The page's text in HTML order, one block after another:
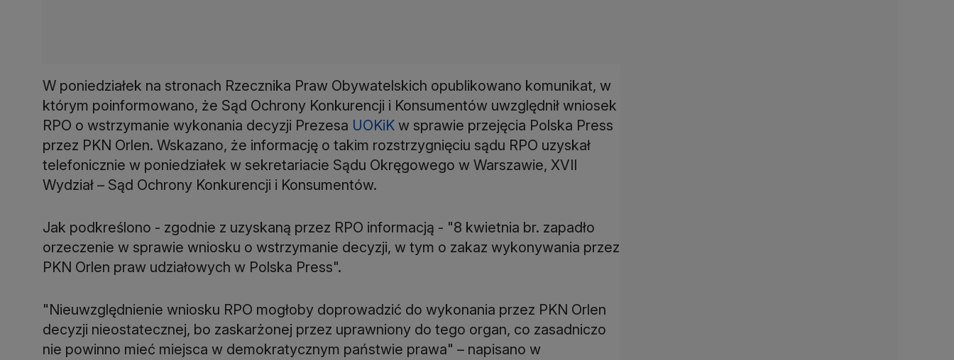
W poniedziałek na stronach Rzecznika Praw Obywatelskich opublikowano komunikat, w
którym poinformowano, że Sąd Ochrony Konkurencji i Konsumentów uwzględnił wniosek
RPO o wstrzymanie wykonania decyzji Prezesa UOKiK w sprawie przejęcia Polska Press
przez PKN Orlen. Wskazano, że informację o takim rozstrzygnięciu sądu RPO uzyskał
telefonicznie w poniedziałek w sekretariacie Sądu Okręgowego w Warszawie, XVII
Wydział – Sąd Ochrony Konkurencji i Konsumentów.
Jak podkreślono - zgodnie z uzyskaną przez RPO informacją - "8 kwietnia br. zapadło
orzeczenie w sprawie wniosku o wstrzymanie decyzji, w tym o zakaz wykonywania przez
PKN Orlen praw udziałowych w Polska Press".
"Nieuwzględnienie wniosku RPO mogłoby doprowadzić do wykonania przez PKN Orlen
decyzji nieostatecznej, bo zaskarżonej przez uprawniony do tego organ, co zasadniczo
nie powinno mieć miejsca w demokratycznym państwie prawa" – napisano w